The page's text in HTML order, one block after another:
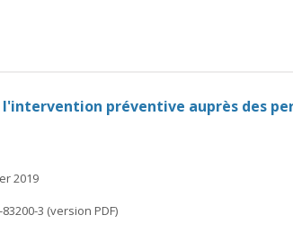
l'intervention préventive auprès des
2019
3 (version PDF)